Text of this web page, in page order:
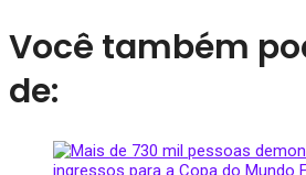
Você também
de: